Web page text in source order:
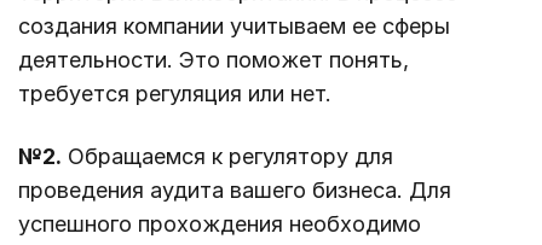
создания компании учитываем ее сферы
деятельности. Это поможет понять,
требуется регуляция или нет.
№2. Обращаемся к регулятору для
проведения аудита вашего бизнеса. Для
успешного прохождения необходимо